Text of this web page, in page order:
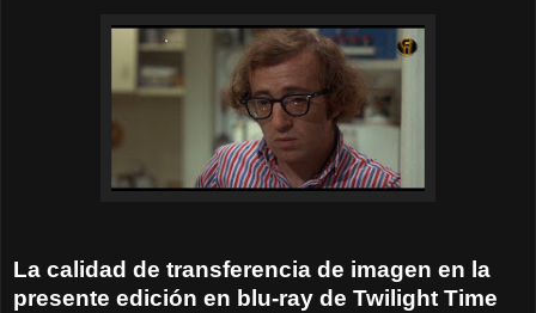
La calidad de transferencia de imagen en la
presente edición en blu-ray de Twilight Time